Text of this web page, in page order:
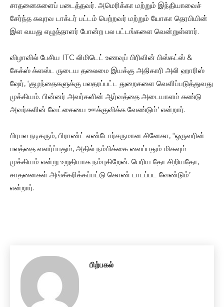
சாதனைகளைப் படைத்தவர். அமெரிக்கா மற்றும் இந்தியாவைச்
சேர்ந்த கவுரவ டாக்டர் பட்டம் பெற்றவர் மற்றும் யோகா தெரபியின்
இள வயது எழுத்தாளர் போன்ற பல பட்டங்களை வென்றுள்ளார்.
விழாவில் பேசிய ITC லிமிடெட் உணவுப் பிரிவின் பிஸ்கட்ஸ் &
கேக்ஸ் க்ளஸ்ட ருடைய தலைமை இயக்கு அதிகாரி அலி ஹாரிஸ்
ஷேர், ‘குழந்தைகளுக்கு பலதரப்பட்ட துறைகளை வெளிப்படுத்துவது
முக்கியம். பின்னர் அவர்களின் ஆர்வத்தை அடையாளம் கண்டு
அவர்களின் வேட்கையை ஊக்குவிக்க வேண்டும்’ என்றார்.
பிரபல நடிகரும், பிராண்ட் எண்டோர்சருமான சினேகா, “ஒருவரின்
பலத்தை வளர்ப்பதும், அதில் நம்பிக்கை வைப்பதும் மிகவும்
முக்கியம் என்று உறுதியாக நம்புகிறேன். பெரிய தோ சிறியதோ,
சாதனைகள் அங்கீகரிக்கப்பட்டு கொண் டாடப்பட வேண்டும்’
என்றார்.
பிற்பகல்